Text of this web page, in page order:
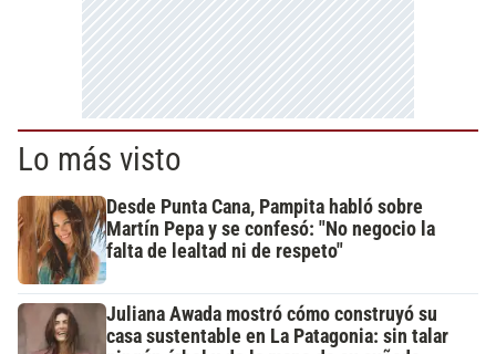
Lo más visto
Desde Punta Cana, Pampita habló sobre
Martín Pepa y se confesó: "No negocio la
falta de lealtad ni de respeto"
Juliana Awada mostró cómo construyó su
casa sustentable en La Patagonia: sin talar